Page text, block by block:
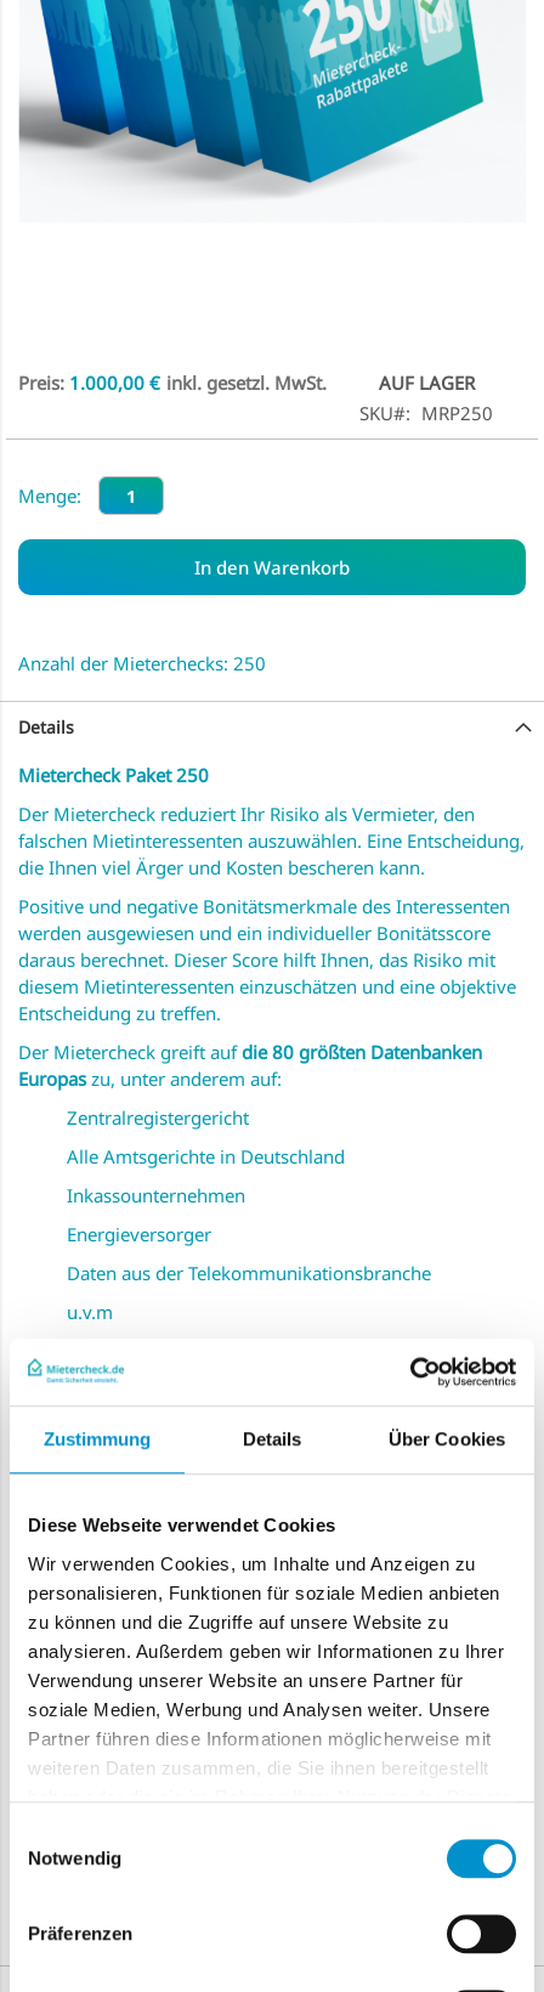
Zustimmung Details Über Cookies
Diese Webseite verwendet Cookies
Wir verwenden Cookies, um Inhalte und Anzeigen zu
personalisieren, Funktionen für soziale Medien anbieten
zu können und die Zugriffe auf unsere Website zu
analysieren. Außerdem geben wir Informationen zu Ihrer
Verwendung unserer Website an unsere Partner für
soziale Medien, Werbung und Analysen weiter. Unsere
Partner führen diese Informationen möglicherweise mit
weiteren Daten zusammen, die Sie ihnen bereitgestellt
Notwendig
Präferenzen
1.000,00 €
AUF LAGER
SKU
MRP250
Menge:
In den Warenkorb
Anzahl der Mieterchecks: 250
Details
Mietercheck Paket 250
Der Mietercheck reduziert Ihr Risiko als Vermieter, den
falschen Mietinteressenten auszuwählen. Eine Entscheidung,
die Ihnen viel Ärger und Kosten bescheren kann.
Positive und negative Bonitätsmerkmale des Interessenten
werden ausgewiesen und ein individueller Bonitätsscore
daraus berechnet. Dieser Score hilft Ihnen, das Risiko mit
diesem Mietinteressenten einzuschätzen und eine objektive
Entscheidung zu treffen.
Der Mietercheck greift aufdie 80 größten Datenbanken
Europaszu, unter anderem auf:
Zentralregistergericht
Alle Amtsgerichte in Deutschland
Inkassounternehmen
Energieversorger
Daten aus der Telekommunikationsbranche
u.v.m
Der Mietercheck ist:
tagesaktuell
DSGVO-konform
verfügbar
Durch den Kauf dieses Mietercheck Einzelabrufs werden
Ihnen auf Ihren Mietercheck-Accountautomatisch 250
Mietercheck (Abfragen) aufgebucht.
Wichtige Hinweise für Sie:
Die Mieterchecks werden automatisch nach Bezahlung
auf Ihrem Account gutgeschrieben.
Die gekauften Mietercheck verfallennichtund können